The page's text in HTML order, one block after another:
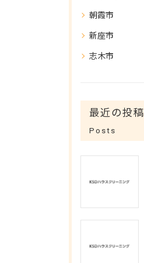
朝霞市
新座市
志木市
最近の投稿
Posts